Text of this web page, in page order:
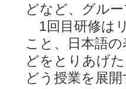
どなど、グル
1回目研修は
こと、日本語
どをとりあげ
どう授業を展開